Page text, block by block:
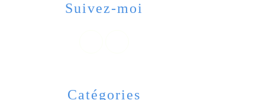
Catégories
Suivez-moi